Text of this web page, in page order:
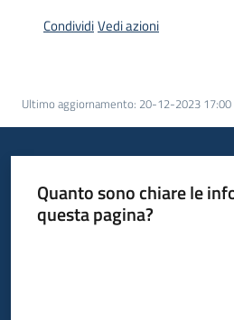
per
CondividiVedi azioni
Ultimo aggiornamento: 20-12-2023 17:00
Quanto sono chiare le
questa pagina?